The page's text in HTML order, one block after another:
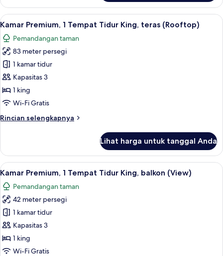
Dupleks
Premium,
1
Tempat
Tidur
King,
teras
Lihat
semua
foto
untuk
Kamar
Premium,
1
Tempat
King,
Kamar Premium, 1 Tempat Tidur
10
Kamar Premium, 1 Tempat Tidur King, teras (Rooftop)
Pemandangan taman
83 meter persegi
1 kamar tidur
Kapasitas 3
1 king
Wi-Fi Gratis
Rincian selengkapnya
Rincian
Kamar
Premium,
1
Tempat
Tidur
King,
teras
(Rooftop)
Lihat harga untuk tanggal Anda
Lihat
semua
foto
untuk
Kamar
Premium,
1
Tempat
Minibar, brankas, meja kerja, dan
13
Kamar Premium, 1 Tempat Tidur King, balkon (View)
Pemandangan taman
42 meter persegi
1 kamar tidur
Kapasitas 3
1 king
Wi-Fi Gratis